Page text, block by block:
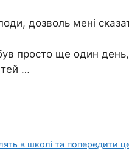
дозволь мені
просто ще один
…
в школі та попередити